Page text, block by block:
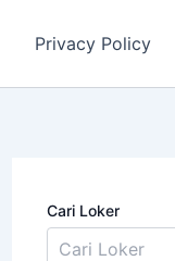
Privacy Policy
Cari Loker